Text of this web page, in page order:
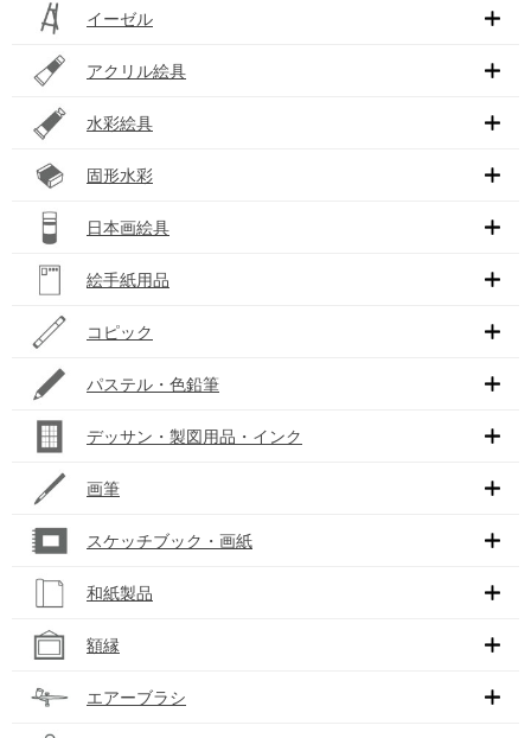
イーゼル
アクリル絵具
水彩絵具
固形水彩
日本画絵具
絵手紙用品
コピック
パステル・色鉛筆
デッサン・製図用品・インク
画筆
スケッチブック・画紙
和紙製品
額縁
エアーブラシ